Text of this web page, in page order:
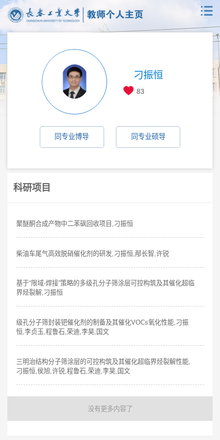
刁振恒
83
同专业博导 同专业硕导
科研项目
聚醚酮合成产物中二苯砜回收项目,刁振恒
柴油车尾气高效脱硝催化剂的研发,刁振恒,邴长智,许锐
基于“限域-焊接”策略的多级孔分子筛涂层可控构筑及其催化超临
界烃裂解,刁振恒
级孔分子筛封装钯催化剂的制备及其催化VOCs氧化性能,刁振
恒,李贞玉,程鲁石,荣迪,李昊,国文
三明治结构分子筛涂层的可控构筑及其催化超临界烃裂解性能,
刁振恒,侯旭,许锐,程鲁石,荣迪,李昊,国文
没有更多内容了